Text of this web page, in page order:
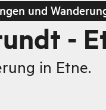
und
-
in Etne.